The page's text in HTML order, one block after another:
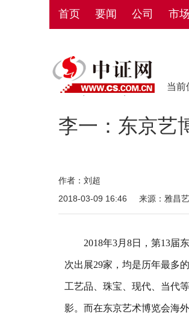
首页 要闻 公司 市场
当前
李一：东京艺
作者：刘超
2018-03-09 16:46
来源：雅昌
2018年3月8日，第13届东
次出展29家，均是历年最多
工艺品、珠宝、现代、当代
影。而在东京艺术博览会海